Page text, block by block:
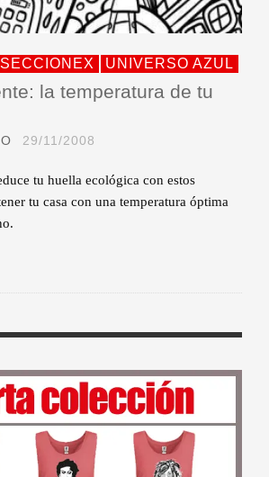
SECCIONEX UNIVERSO AZUL
la temperatura de tu
29/11/2008
tu huella ecológica con estos
tu casa con una temperatura óptima